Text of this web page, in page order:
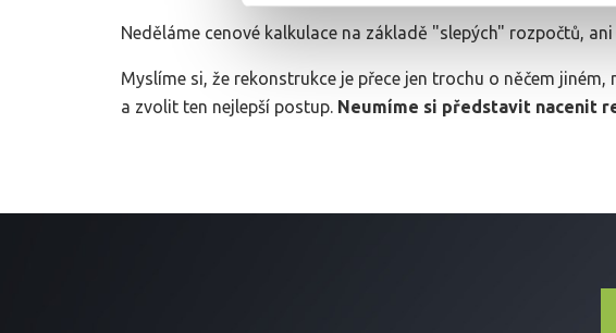
Neděláme cenové kalkulace na základě "slepých" rozpočtů,
Myslíme si, že rekonstrukce je přece jen trochu o něčem
a zvolit ten nejlepší postup. Neumíme si představit nacenit